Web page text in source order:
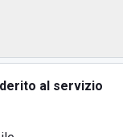
al servizio